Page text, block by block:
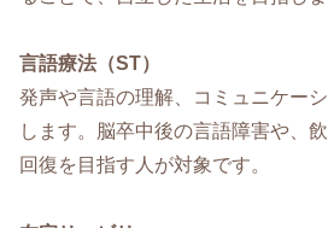
言語療法（ST）
発声や言語の理解、コミュニケー
します。脳卒中後の言語障害や、
回復を目指す人が対象です。